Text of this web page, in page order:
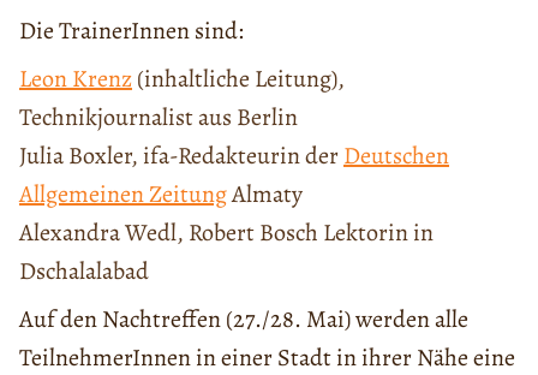
Die TrainerInnen sind:
Leon Krenz(inhaltliche Leitung),
Technikjournalist aus Berlin
Julia Boxler, ifa-Redakteurin derDeutschen
Allgemeinen ZeitungAlmaty
Alexandra Wedl, Robert Bosch Lektorin in
Dschalalabad
Auf den Nachtreffen (27./28. Mai) werden alle
TeilnehmerInnen in einer Stadt in ihrer Nähe eine